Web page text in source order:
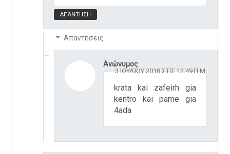
ΑΠΆΝΤΗΣΗ
Απαντήσεις
Ανώνυμος
3 ΙΟΥΛΊΟΥ 2018 ΣΤΙΣ 12:49 Π.Μ.
krata kai zafeirh gia
kentro kai pame gia
4ada